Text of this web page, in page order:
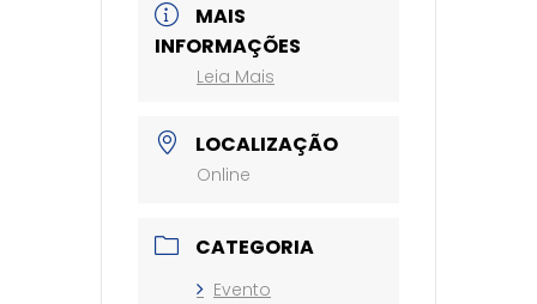
MAIS
INFORMAÇÕES
Leia Mais
LOCALIZAÇÃO
Online
CATEGORIA
Evento